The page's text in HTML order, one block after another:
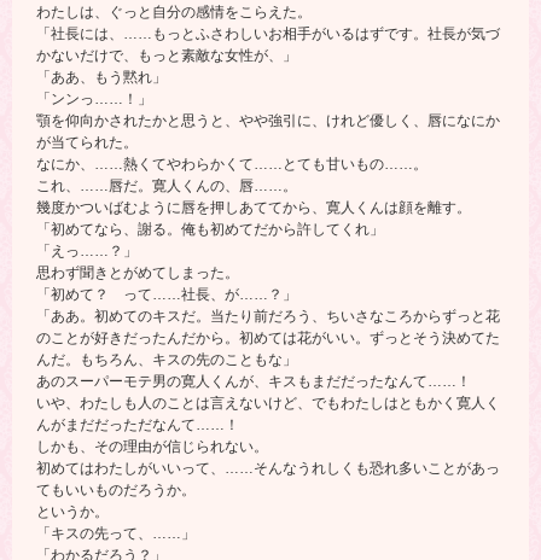
わたしは、ぐっと自分の感情をこらえた。
「社長には、……もっとふさわしいお相手がいるはずです。社長が気づ
かないだけで、もっと素敵な女性が、」
「ああ、もう黙れ」
「ンンっ……！」
顎を仰向かされたかと思うと、やや強引に、けれど優しく、唇になにか
が当てられた。
なにか、……熱くてやわらかくて……とても甘いもの……。
これ、……唇だ。寛人くんの、唇……。
幾度かついばむように唇を押しあててから、寛人くんは顔を離す。
「初めてなら、謝る。俺も初めてだから許してくれ」
「えっ……？」
思わず聞きとがめてしまった。
「初めて？ って……社長、が……？」
「ああ。初めてのキスだ。当たり前だろう、ちいさなころからずっと花
のことが好きだったんだから。初めては花がいい。ずっとそう決めてた
んだ。もちろん、キスの先のこともな」
あのスーパーモテ男の寛人くんが、キスもまだだったなんて……！
いや、わたしも人のことは言えないけど、でもわたしはともかく寛人く
んがまだだっただなんて……！
しかも、その理由が信じられない。
初めてはわたしがいいって、……そんなうれしくも恐れ多いことがあっ
てもいいものだろうか。
というか。
「キスの先って、……」
「わかるだろう？」